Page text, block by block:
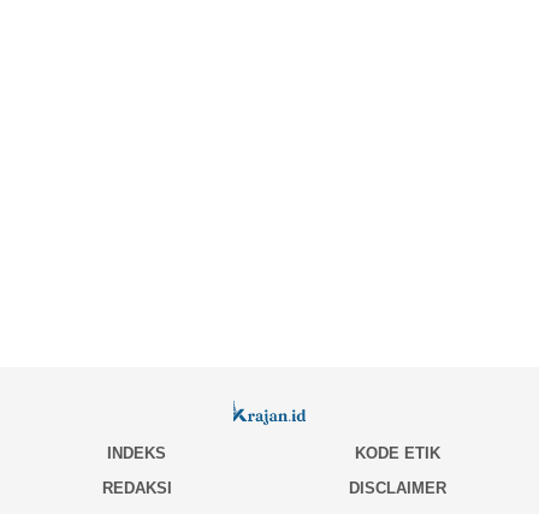
INDEKS
KODE ETIK
REDAKSI
DISCLAIMER